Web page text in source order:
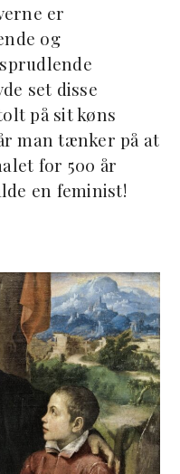
er
og
set disse
på sit køns
man tænker på at
for 500 år
en feminist!